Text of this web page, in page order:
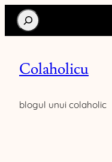
Search
Colaholicu
blogul unui colaholic